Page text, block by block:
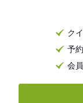
ク
予
会